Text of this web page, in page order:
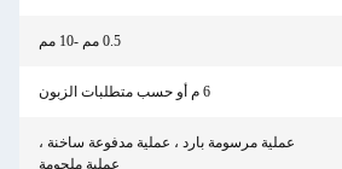
مرسومة بارد ، عملية مدفوعة ساخنة ،